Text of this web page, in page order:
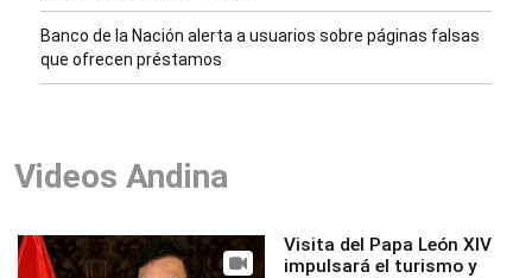
Banco de la Nación alerta a usuarios sobre páginas falsas
que ofrecen préstamos
Videos Andina
Visita del Papa León XIV
impulsará el turismo y